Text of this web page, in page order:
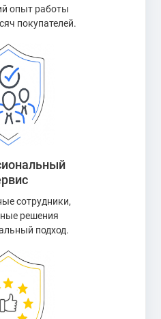
опыт работы
покупателей.
сотрудники,
решения
подход.